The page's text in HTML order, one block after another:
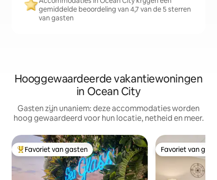
gemiddelde beoordeling van 4,7 van de 5 sterren
van gasten
Hooggewaardeerde vakantiewoningen
in Ocean City
Gasten zijn unaniem: deze accommodaties worden
hoog gewaardeerd voor hun locatie, netheid en meer.
Topfavoriet van gasten
Favoriet van gasten Favoriet van
Favoriet van